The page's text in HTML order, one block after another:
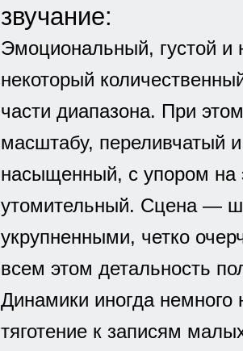
звучание:
Эмоциональный, густой и
некоторый
части диапазона. При
масштабу, переливчатый
насыщенный, с упором на
утомительный. Сцена —
укрупненными, четко
всем этом детальность
Динамики иногда немного
тяготение к записям